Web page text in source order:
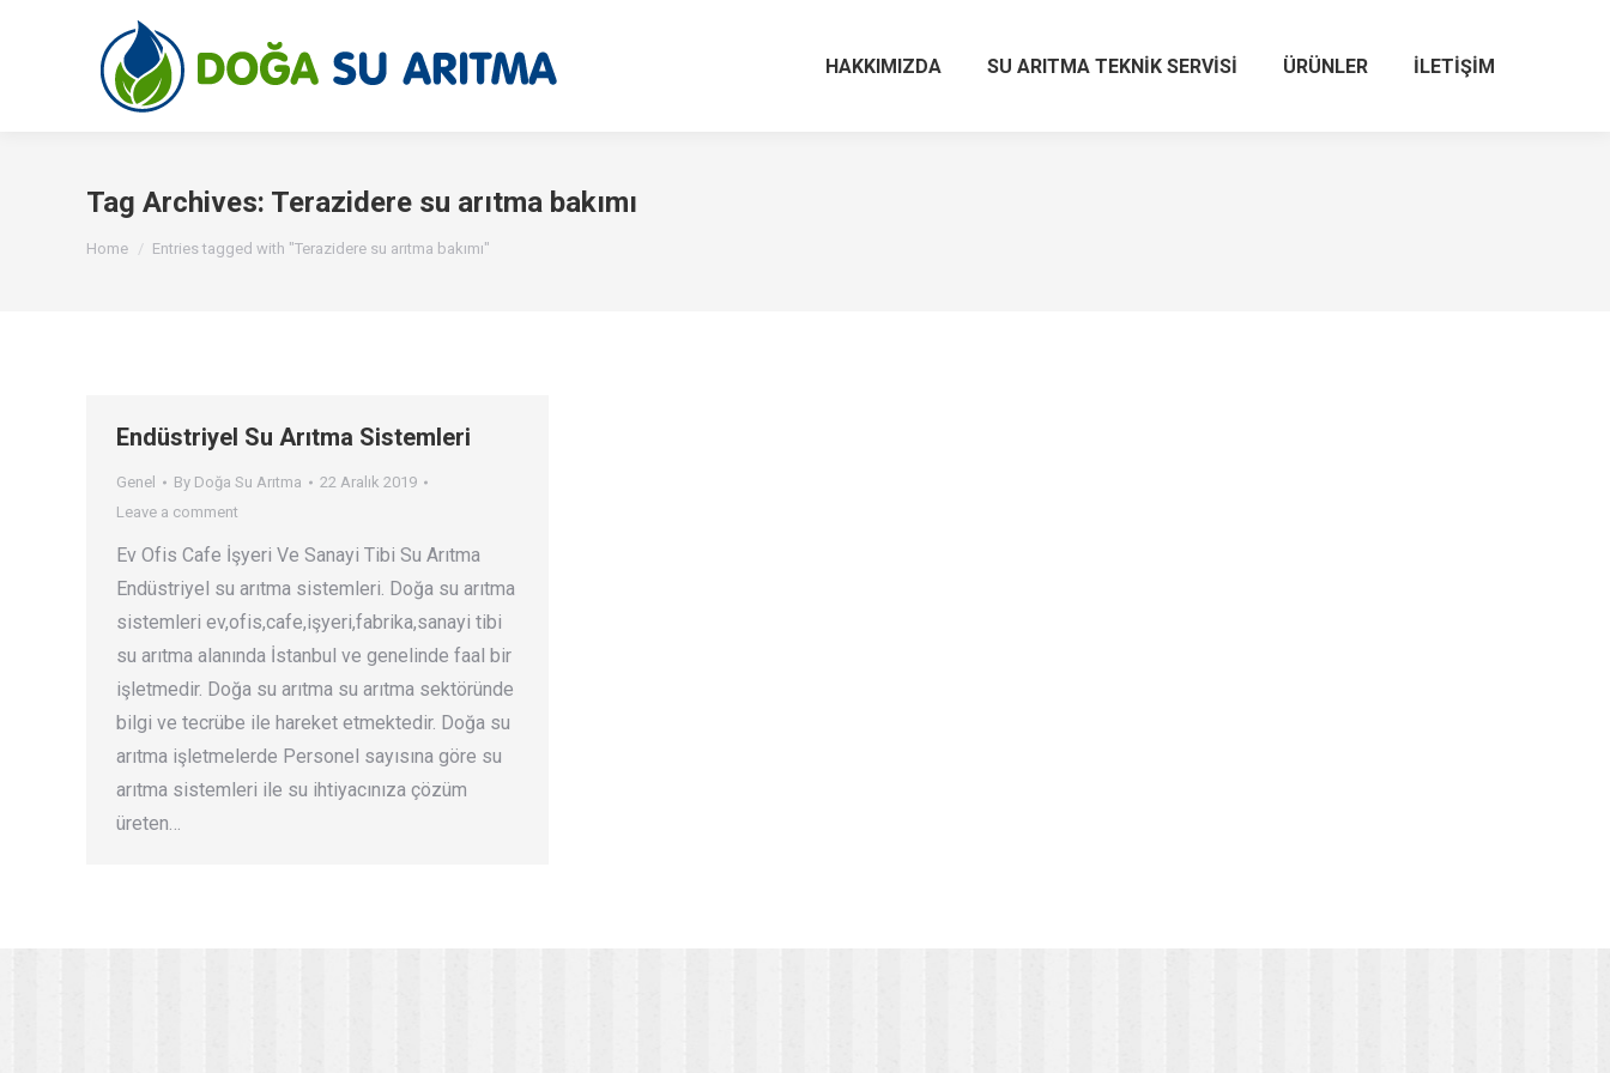
HAKKIMIZDA SU ARITMA TEKNIK SERVISI ÜRÜNLER İLETIŞIM
Tag Archives: Terazidere su arıtma bakımı
You are here:
Home Entries tagged with "Terazidere su arıtma bakımı"
Endüstriyel Su Arıtma Sistemleri
Genel By Doğa Su Arıtma
22 Aralık 2019
Leave a comment
Ev Ofis Cafe İşyeri Ve Sanayi Tibi Su Arıtma
Endüstriyel su arıtma sistemleri. Doğa su arıtma
sistemleri ev,ofis,cafe,işyeri,fabrika,sanayi tibi
su arıtma alanında İstanbul ve genelinde faal bir
işletmedir. Doğa su arıtma su arıtma sektöründe
bilgi ve tecrübe ile hareket etmektedir. Doğa su
arıtma işletmelerde Personel sayısına göre su
arıtma sistemleri ile su ihtiyacınıza çözüm
üreten…